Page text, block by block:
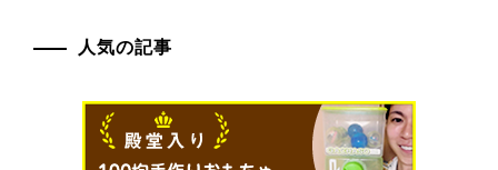
人気の記事